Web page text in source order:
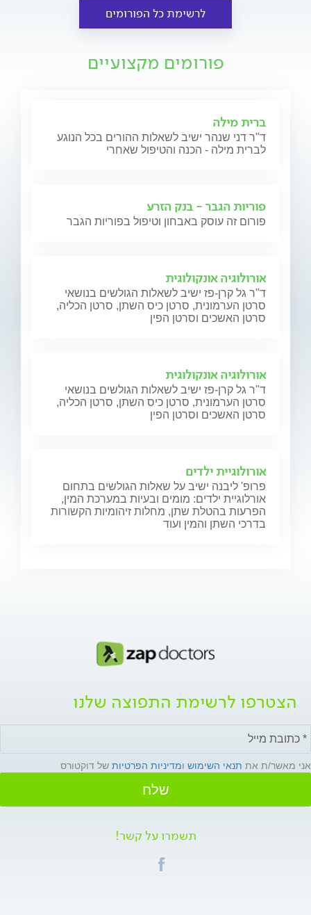
לרשימת כל הפורומים
פורומים מקצועיים
ברית מילה
ד"ר דני שנהר ישיב לשאלות ההורים בכל הנוגע
לברית מילה - הכנה והטיפול שאחרי
פוריות הגבר - בנק הזרע
פורום זה עוסק באבחון וטיפול בפוריות הגבר
אורולוגיה אונקולוגית
ד"ר גל קרן-פז ישיב לשאלות הגולשים בנושאי
סרטן הערמונית, סרטן כיס השתן, סרטן הכליה,
סרטן האשכים וסרטן הפין
אורולוגיה אונקולוגית
ד"ר גל קרן-פז ישיב לשאלות הגולשים בנושאי
סרטן הערמונית, סרטן כיס השתן, סרטן הכליה,
סרטן האשכים וסרטן הפין
אורולוגיית ילדים
פרופ' ליבנה ישיב על שאלות הגולשים בתחום
אורלוגיית ילדים: מומים ובעיות במערכת המין,
הפרעות בהטלת שתן, מחלות זיהומיות הקשורות
בדרכי השתן והמין ועוד
הצטרפו לרשימת התפוצה שלנו
אני מאשר/ת את תנאי השימוש ומדיניות הפרטיות של דוקטורס
שלח
תשמרו על קשר!